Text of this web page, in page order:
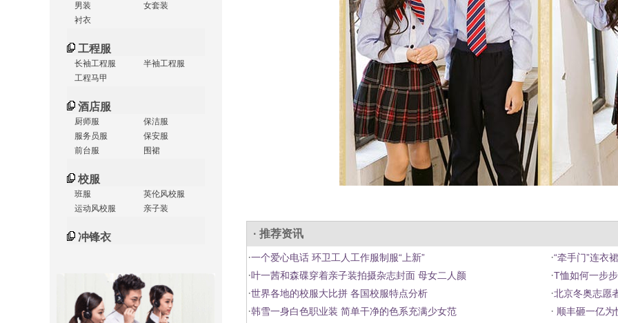
男装
女套装
衬衣
工程服
长袖工程服
半袖工程服
工程马甲
酒店服
厨师服
保洁服
服务员服
保安服
前台服
围裙
校服
班服
英伦风校服
运动风校服
亲子装
冲锋衣
· 推荐资讯
·一个爱心电话 环卫工人工作服制服“上新” ·“牵手门”连衣
·叶一茜和森碟穿着亲子装拍摄杂志封面 母女二人颜 ·T恤如何一步
·世界各地的校服大比拼 各国校服特点分析 ·北京冬奥志愿
·韩雪一身白色职业装 简单干净的色系充满少女范 · 顺丰砸一亿为